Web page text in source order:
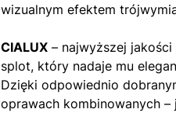
wizualnym efektem
CIALUX – najwyższej
splot, który nadaje mu
Dzięki odpowiednio
oprawach kombinowanych –